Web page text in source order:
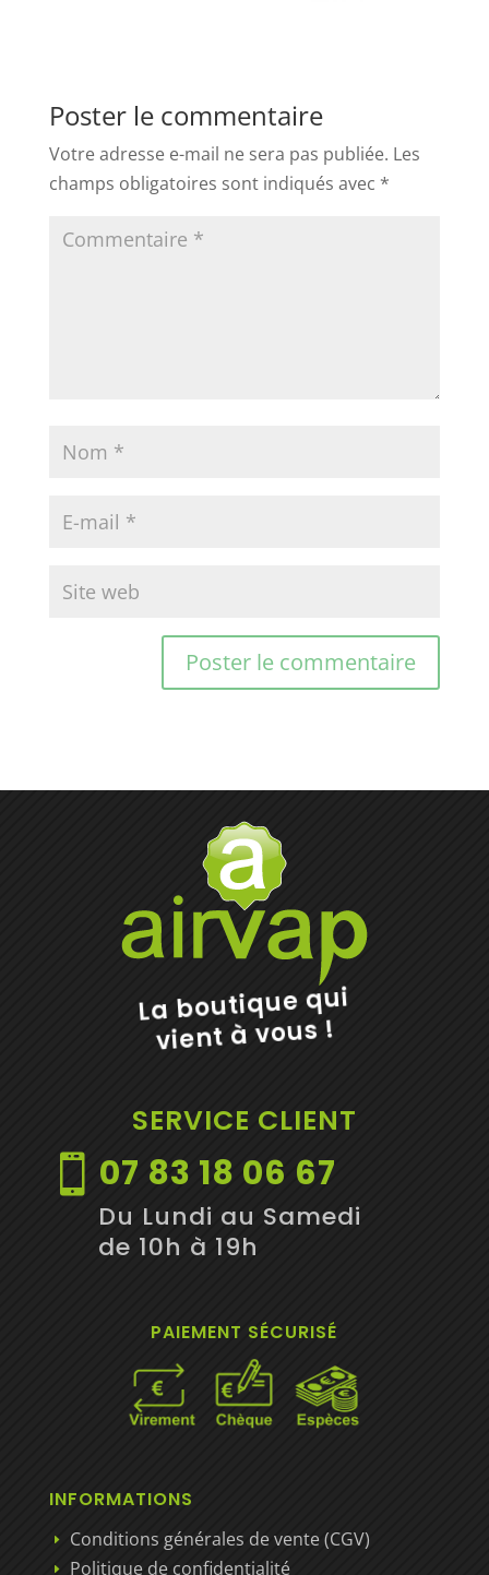
Poster le commentaire
Votre adresse e-mail ne sera pas publiée. Les
champs obligatoires sont indiqués avec *
La boutique qui
vient à vous !
SERVICE CLIENT
 07 83 18 06 67
Du Lundi au Samedi
de 10h à 19h
PAIEMENT SÉCURISÉ
INFORMATIONS
E Conditions générales de vente (CGV)
E Politique de confidentialité